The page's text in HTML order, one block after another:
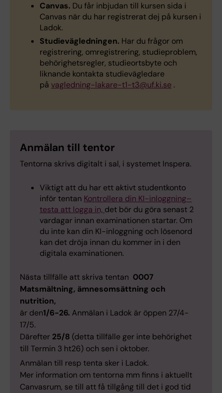
Canvas. Du får inbjudan till kursen sida i
Canvas när du har registrerat dej på kursen i
Ladok.
Studievägledningen. Har du frågor om
registrering, omregistrering, studieproblem,
behörighetsregler, studieortsbyte och
liknande kontakta studievägledare
på vagledning-lakare-t1-t3@uf.ki.se .
Anmälan till tentor
Tentorna skrivs digitalt i sal, i systemet Inspera.
Viktigt att du har ett aktivt studentkonto
inför tentan Kontrollera din KI-inloggning–
testa att logga in, det bör du göra senast 2
vardagar innan examinationen startar. Om
du inte kan din KI-inloggning och lösenord
kan det dröja innan du kommer in i den
digitala examinationen.
Nästa tillfälle att skriva tentan 0007
Matsmältning, ämnesomsättning och
nutrition,
är den1/6-26. Anmälan i Ladok är öppen 27/4-
17/5.
Därefter 25/8 (detta tillfälle ger inte behörighet
till Termin 3 ht26) och sen i oktober.
Anmälan till resp tenta sker i Ladok.
Mer information om tentorna mm finns i aktuellt
Canvasrum, se till att få tillgång till det i god tid